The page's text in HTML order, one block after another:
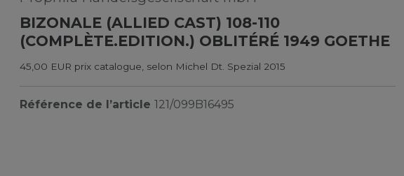
BIZONALE (ALLIED CAST) 108-110
(COMPLÈTE.EDITION.) OBLITÉRÉ 1949 GOETHE
45,00 EUR prix catalogue, selon Michel Dt. Spezial 2015
Référence de l’article 121/099B16495